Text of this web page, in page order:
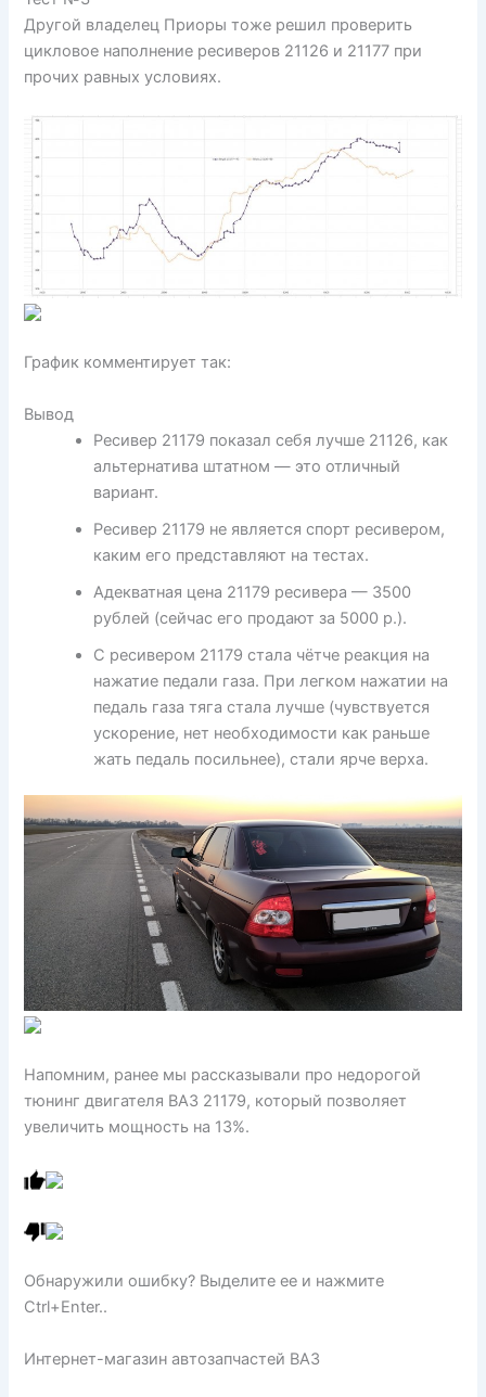
Другой владелец Приоры тоже решил проверить
цикловое наполнение ресиверов 21126 и 21177 при
прочих равных условиях.
График комментирует так:
Вывод
Ресивер 21179 показал себя лучше 21126, как
альтернатива штатном — это отличный
вариант.
Ресивер 21179 не является спорт ресивером,
каким его представляют на тестах.
Адекватная цена 21179 ресивера — 3500
рублей (сейчас его продают за 5000 р.).
С ресивером 21179 стала чётче реакция на
нажатие педали газа. При легком нажатии на
педаль газа тяга стала лучше (чувствуется
ускорение, нет необходимости как раньше
жать педаль посильнее), стали ярче верха.
Напомним, ранее мы рассказывали про недорогой
тюнинг двигателя ВАЗ 21179, который позволяет
увеличить мощность на 13%.
Обнаружили ошибку? Выделите ее и нажмите
Ctrl+Enter..
Интернет-магазин автозапчастей ВАЗ